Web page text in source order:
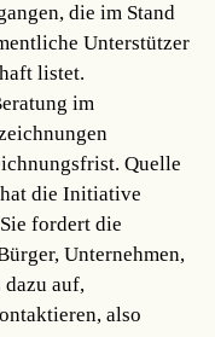
die im Stand
Unterstützer
listet.
im
Quelle
die Initiative
fordert die
Unternehmen,
auf,
also